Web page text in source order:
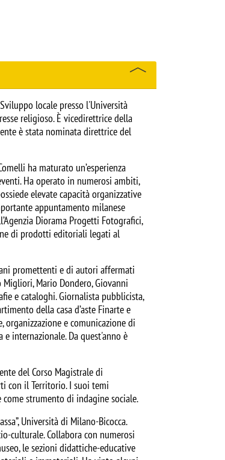
locale presso l'Università
religioso. È vicedirettrice della
è stata nominata direttrice del
ha maturato un’esperienza
Ha operato in numerosi ambiti,
elevate capacità organizzative
appuntamento milanese
Diorama Progetti Fotografici,
di prodotti editoriali legati al
promettenti e di autori affermati
Migliori, Mario Dondero, Giovanni
e cataloghi. Giornalista pubblicista,
della casa d’aste Finarte e
organizzazione e comunicazione di
internazionale. Da quest'anno è
del Corso Magistrale di
con il Territorio. I suoi temi
strumento di indagine sociale.
Università di Milano-Bicocca.
culturale. Collabora con numerosi
le sezioni didattiche-educative